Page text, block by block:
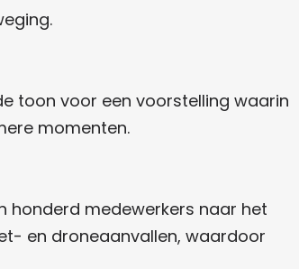
toon voor een voorstelling waarin
momenten.
honderd medewerkers naar het
en droneaanvallen, waardoor